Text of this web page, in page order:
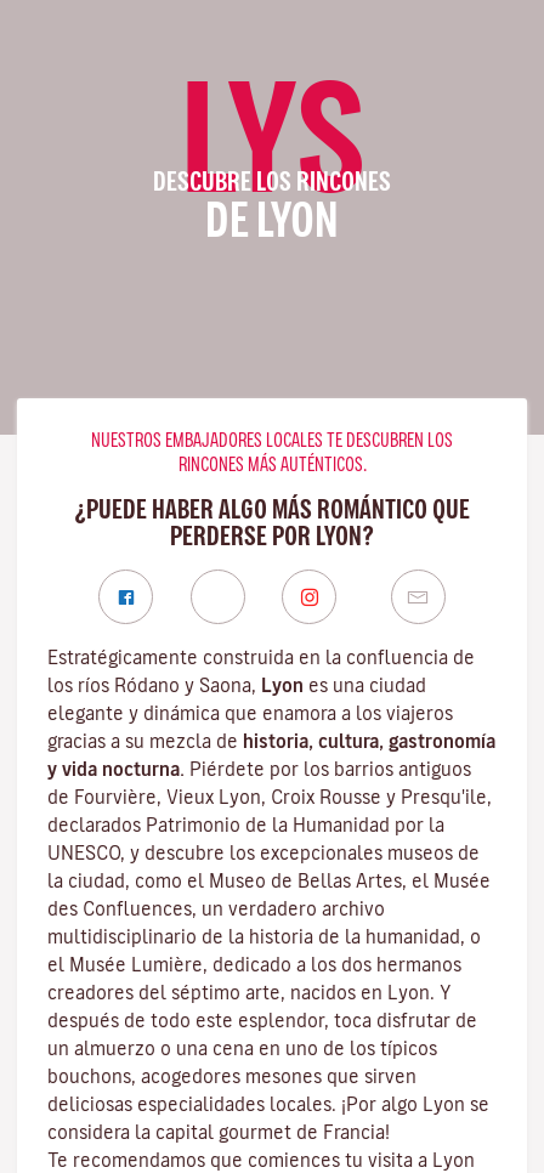
LYS
DESCUBRE LOS RINCONES
DE LYON
NUESTROS EMBAJADORES LOCALES TE DESCUBREN LOS
RINCONES MÁS AUTÉNTICOS.
¿PUEDE HABER ALGO MÁS ROMÁNTICO QUE
PERDERSE POR LYON?
Estratégicamente construida en la confluencia de
los ríos Ródano y Saona, Lyon es una ciudad
elegante y dinámica que enamora a los viajeros
gracias a su mezcla de historia, cultura, gastronomía
y vida nocturna. Piérdete por los barrios antiguos
de Fourvière, Vieux Lyon, Croix Rousse y Presqu'ile,
declarados Patrimonio de la Humanidad por la
UNESCO, y descubre los excepcionales museos de
la ciudad , como el Museo de Bellas Artes, el Musée
des Confluences, un verdadero archivo
multidisciplinario de la historia de la humanidad, o
el Musée Lumière, dedicado a los dos hermanos
creadores del séptimo arte, nacidos en Lyon. Y
después de todo este esplendor, toca disfrutar de
un almuerzo o una cena en uno de los típicos
bouchons, acogedores mesones que sirven
deliciosas especialidades locales. ¡Por algo Lyon se
considera la capital gourmet de Francia!
Te recomendamos que comiences tu visita a Lyon